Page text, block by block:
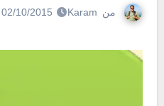
من Karam
02/10/2015